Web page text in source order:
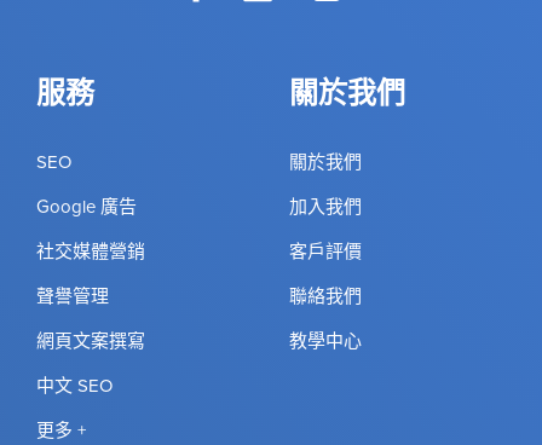
服務
SEO
Google 廣告
社交媒體營銷
聲譽管理
網頁文案撰寫
中文 SEO
更多 +
關於我們
關於我們
加入我們
客戶評價
聯絡我們
教學中心